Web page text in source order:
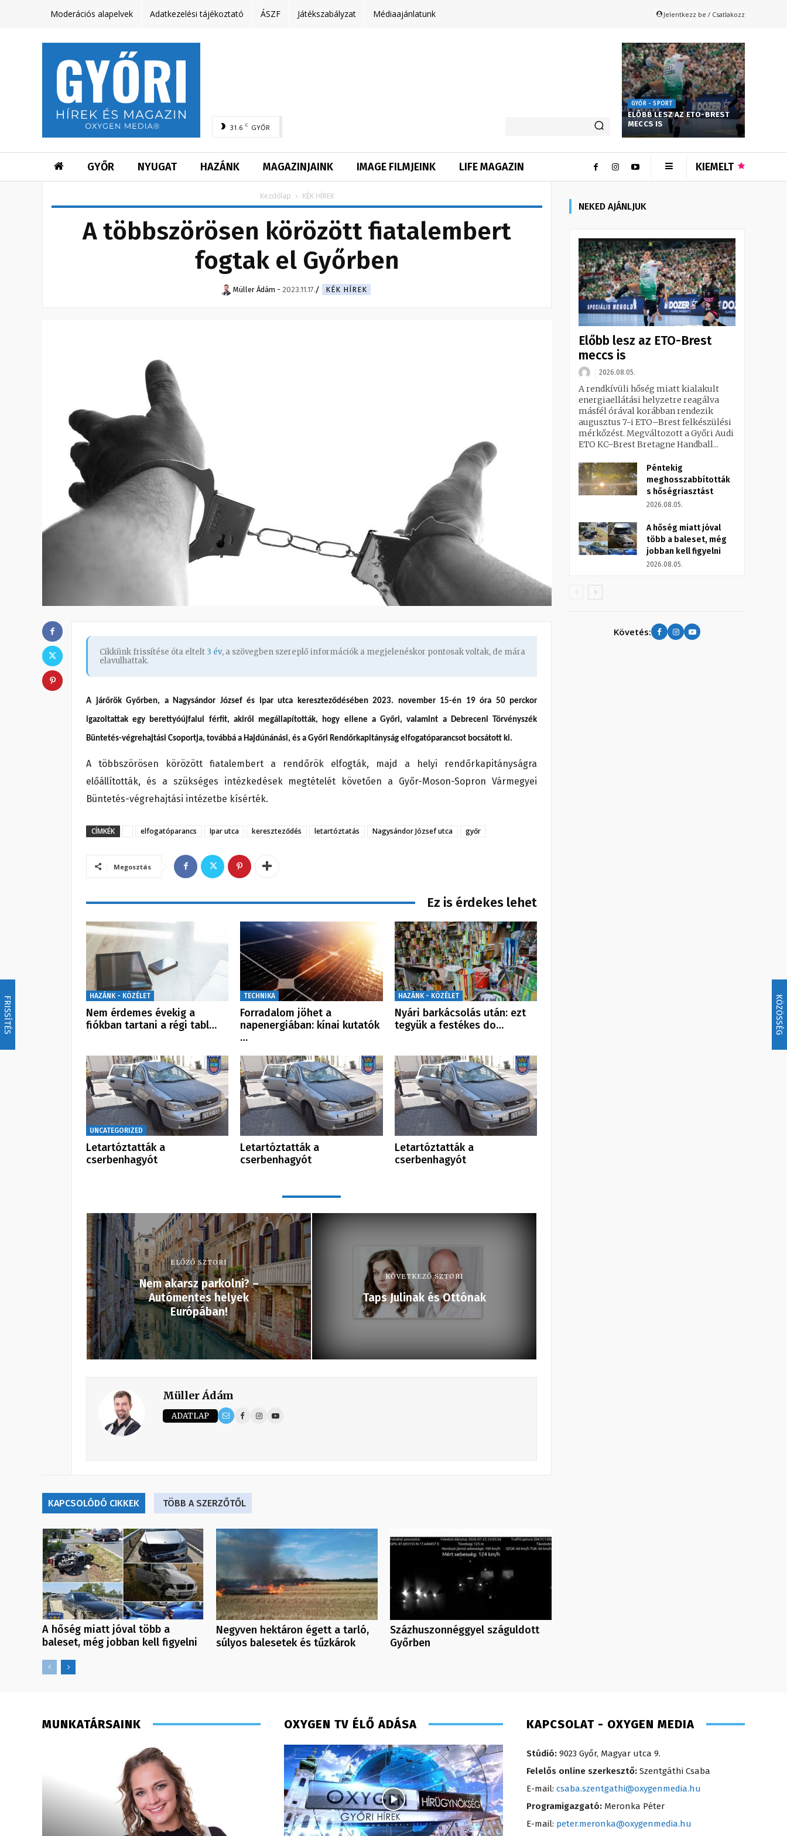
FRISSÍTÉS KÖZÖSSÉG
Moderációs alapelvek Adatkezelési tájékoztató ÁSZF Játékszabályzat Médiaajánlatunk Jelentkezz be / Csatlakozz
31.6 C GYŐR
GYŐR - SPORT
ELŐBB LESZ AZ ETO-BREST
MECCS IS
GYŐR NYUGAT HAZÁNK MAGAZINJAINK IMAGE FILMJEINK LIFE MAGAZIN KIEMELT
Kezdőlap KÉK HÍREK
A többszörösen körözött fiatalembert
fogtak el Győrben
Müller Ádám - 2023.11.17. KÉK HÍREK
Cikkünk frissítése óta eltelt 3 év, a szövegben szereplő információk a megjelenéskor pontosak voltak, de mára
elavulhattak.
A járőrök Győrben, a Nagysándor József és Ipar utca kereszteződésében 2023. november 15-én 19 óra 50 perckor
igazoltattak egy berettyóújfalui férfit, akiről megállapították, hogy ellene a Győri, valamint a Debreceni Törvényszék
Büntetés-végrehajtási Csoportja, továbbá a Hajdúnánási, és a Győri Rendőrkapitányság elfogatóparancsot bocsátott ki.
A többszörösen körözött fiatalembert a rendőrök elfogták, majd a helyi rendőrkapitányságra
előállították, és a szükséges intézkedések megtételét követően a Győr-Moson-Sopron Vármegyei
Büntetés-végrehajtási intézetbe kísérték.
CÍMKÉK elfogatóparancs Ipar utca kereszteződés letartóztatás Nagysándor József utca győr
Megosztás
Ez is érdekes lehet
HAZÁNK - KÖZÉLET
Nem érdemes évekig a
fiókban tartani a régi tabl…
TECHNIKA
Forradalom jöhet a
napenergiában: kínai kutatók
…
HAZÁNK - KÖZÉLET
Nyári barkácsolás után: ezt
tegyük a festékes do…
UNCATEGORIZED
Letartóztatták a
cserbenhagyót
Letartóztatták a
cserbenhagyót
Letartóztatták a
cserbenhagyót
ELŐZŐ SZTORI
Nem akarsz parkolni? –
Autómentes helyek
Európában!
KÖVETKEZŐ SZTORI
Taps Julinak és Ottónak
Müller Ádám
ADATLAP
KAPCSOLÓDÓ CIKKEK TÖBB A SZERZŐTŐL
A hőség miatt jóval több a
baleset, még jobban kell figyelni
Negyven hektáron égett a tarló,
súlyos balesetek és tűzkárok
Százhuszonnéggyel száguldott
Győrben
NEKED AJÁNLJUK
Előbb lesz az ETO-Brest
meccs is
2026.08.05.
A rendkívüli hőség miatt kialakult
energiaellátási helyzetre reagálva
másfél órával korábban rendezik
augusztus 7-i ETO–Brest felkészülési
mérkőzést. Megváltozott a Győri Audi
ETO KC–Brest Bretagne Handball...
Péntekig
meghosszabbították
s hőségriasztást
2026.08.05.
A hőség miatt jóval
több a baleset, még
jobban kell figyelni
2026.08.05.
Követés:
MUNKATÁRSAINK OXYGEN TV ÉLŐ ADÁSA KAPCSOLAT - OXYGEN MEDIA
Stúdió: 9023 Győr, Magyar utca 9.
Felelős online szerkesztő: Szentgáthi Csaba
E-mail: csaba.szentgathi@oxygenmedia.hu
Programigazgató: Meronka Péter
E-mail: peter.meronka@oxygenmedia.hu